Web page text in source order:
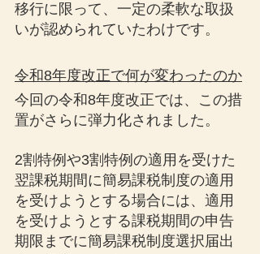
移行に限って、一定の柔軟な取扱
いが認められていたわけです。
令和8年度改正で何が変わったのか
今回の令和8年度改正では、この措
置がさらに弾力化されました。
2割特例や3割特例の適用を受けた
翌課税期間に簡易課税制度の適用
を受けようとする場合には、適用
を受けようとする課税期間の申告
期限までに簡易課税制度選択届出